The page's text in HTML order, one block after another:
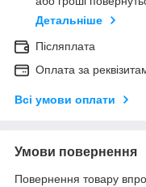
Детальніше
Післяплата
Оплата за
Всі умови оплати
Умови повернення
Повернення товару